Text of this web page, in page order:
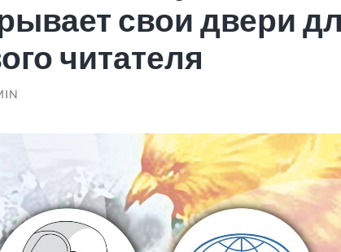
свои двери
читателя